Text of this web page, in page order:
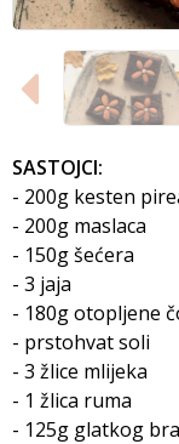
SASTOJCI:
- 200g kesten
- 200g maslaca
- 150g šećera
- 3 jaja
- 180g otopljene
- prstohvat soli
- 3 žlice mlijeka
- 1 žlica ruma
- 125g glatkog